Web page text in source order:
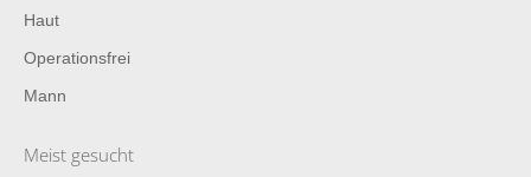
Haut
Operationsfrei
Mann
Meist gesucht